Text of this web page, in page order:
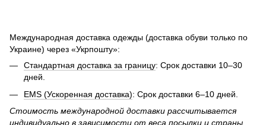
Международная доставка одежды (доставка обуви только по
Украине) через «Укрпошту»:
Стандартная доставка за границу: Срок доставки 10–30
дней.
EMS (Ускоренная доставка): Срок доставки 6–10 дней.
Стоимость международной доставки рассчитывается
индивидуально в зависимости от веса посылки и страны